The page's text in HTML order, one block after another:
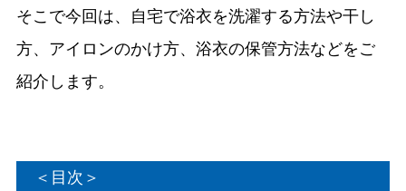
そこで今回は、自宅で浴衣を洗濯する方法や干し
方、アイロンのかけ方、浴衣の保管方法などをご
紹介します。
＜目次＞